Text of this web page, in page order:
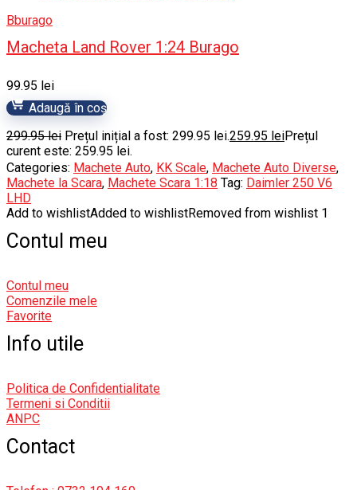
Bburago
Macheta Land Rover 1:24 Burago
99.95 lei
Adaugă în coș
299.95lei Prețul inițial a fost: 299.95 lei.259.95 leiPrețul
curent este: 259.95 lei.
Categories: Machete Auto, KK Scale, Machete Auto Diverse,
Machete la Scara, Machete Scara 1:18 Tag: Daimler 250 V6
LHD
Add to wishlistAdded to wishlistRemoved from wishlist 1
Contul meu
Contul meu
Comenzile mele
Favorite
Info utile
Politica de Confidentialitate
Termeni si Conditii
ANPC
Contact